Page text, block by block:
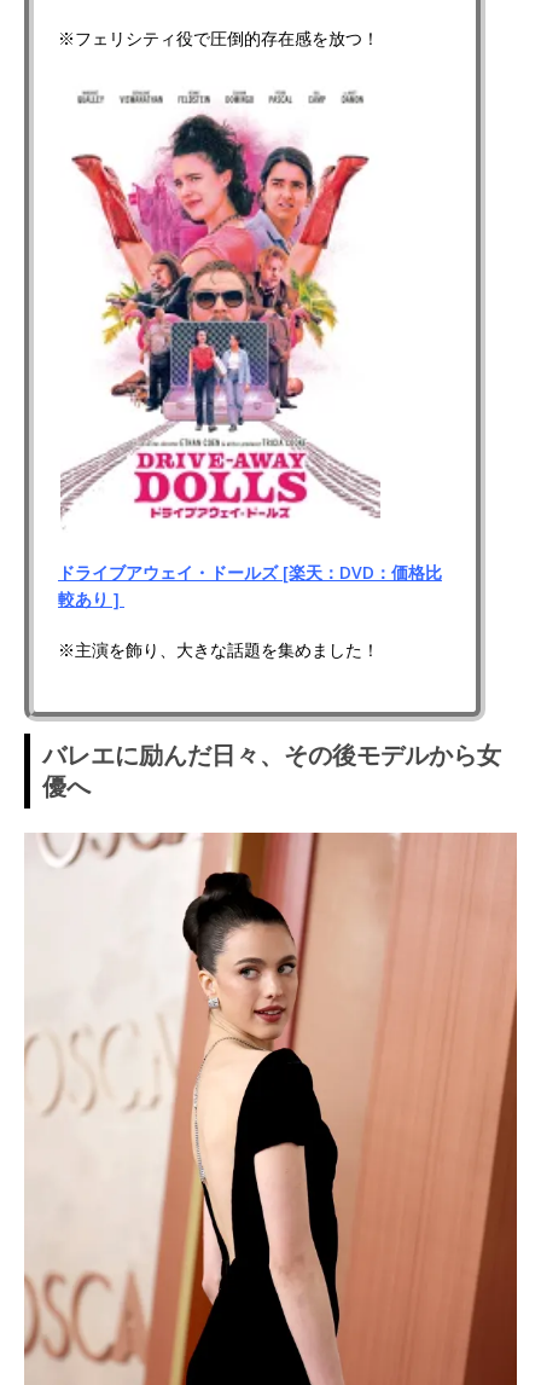
※フェリシティ役で圧倒的存在感を放つ！
ドライブアウェイ・ドールズ [楽天：DVD：価格比
較あり ]
※主演を飾り、大きな話題を集めました！
バレエに励んだ日々、その後モデルから女
優へ